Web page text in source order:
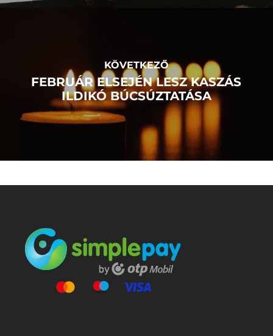
KÖVETKEZŐ
FEBRUÁR ELSEJÉN LESZ KASZÁS
ILDIKÓ BÚCSÚZTATÁSA